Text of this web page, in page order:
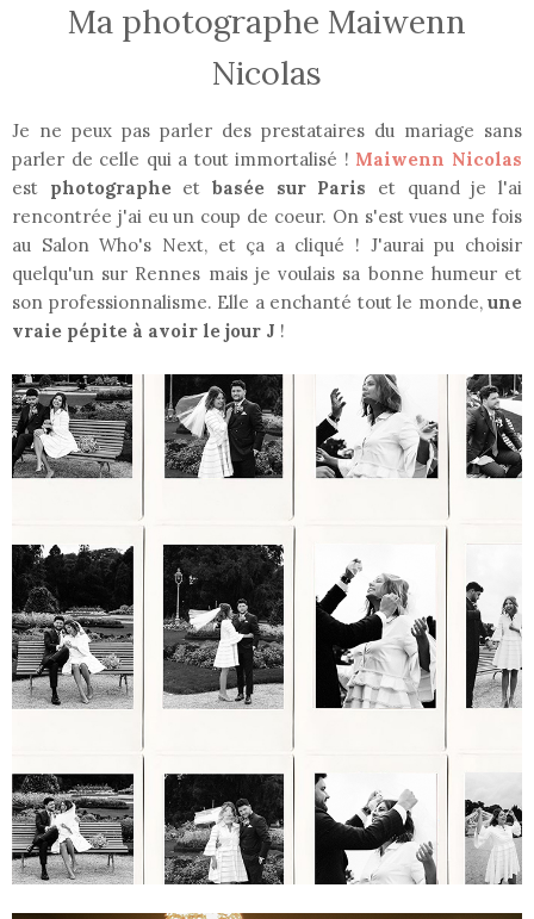
Ma photographe Maiwenn
Nicolas
Je ne peux pas parler des prestataires du mariage sans
parler de celle qui a tout immortalisé ! Maiwenn Nicolas
est photographeetbasée sur Paris et quand je l'ai
rencontrée j'ai eu un coup de coeur. On s'est vues une fois
au Salon Who's Next, et ça a cliqué ! J'aurai pu choisir
quelqu'un sur Rennes mais je voulais sa bonne humeur et
son professionnalisme. Elle a enchanté tout le monde, une
vraie pépite à avoir le jour J !